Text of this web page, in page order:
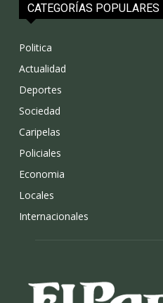
CATEGORÍAS POPULARES
Politica
Actualidad
Deportes
Sociedad
Caripelas
Policiales
Economia
Locales
Internacionales